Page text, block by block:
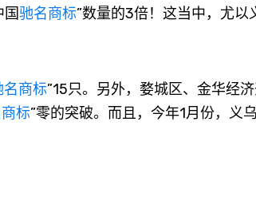
驰名商标”数量的3倍！这当中，尤以
名商标”15只。另外，婺城区、金华经
标”零的突破。而且，今年1月份，义